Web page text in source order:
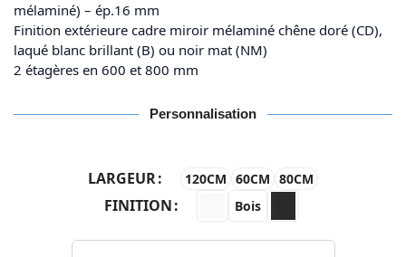
mélaminé) – ép.16 mm
Finition extérieure cadre miroir mélaminé chêne doré (CD),
laqué blanc brillant (B) ou noir mat (NM)
2 étagères en 600 et 800 mm
Personnalisation
LARGEUR 120CM 60CM 80CM
FINITION Bois